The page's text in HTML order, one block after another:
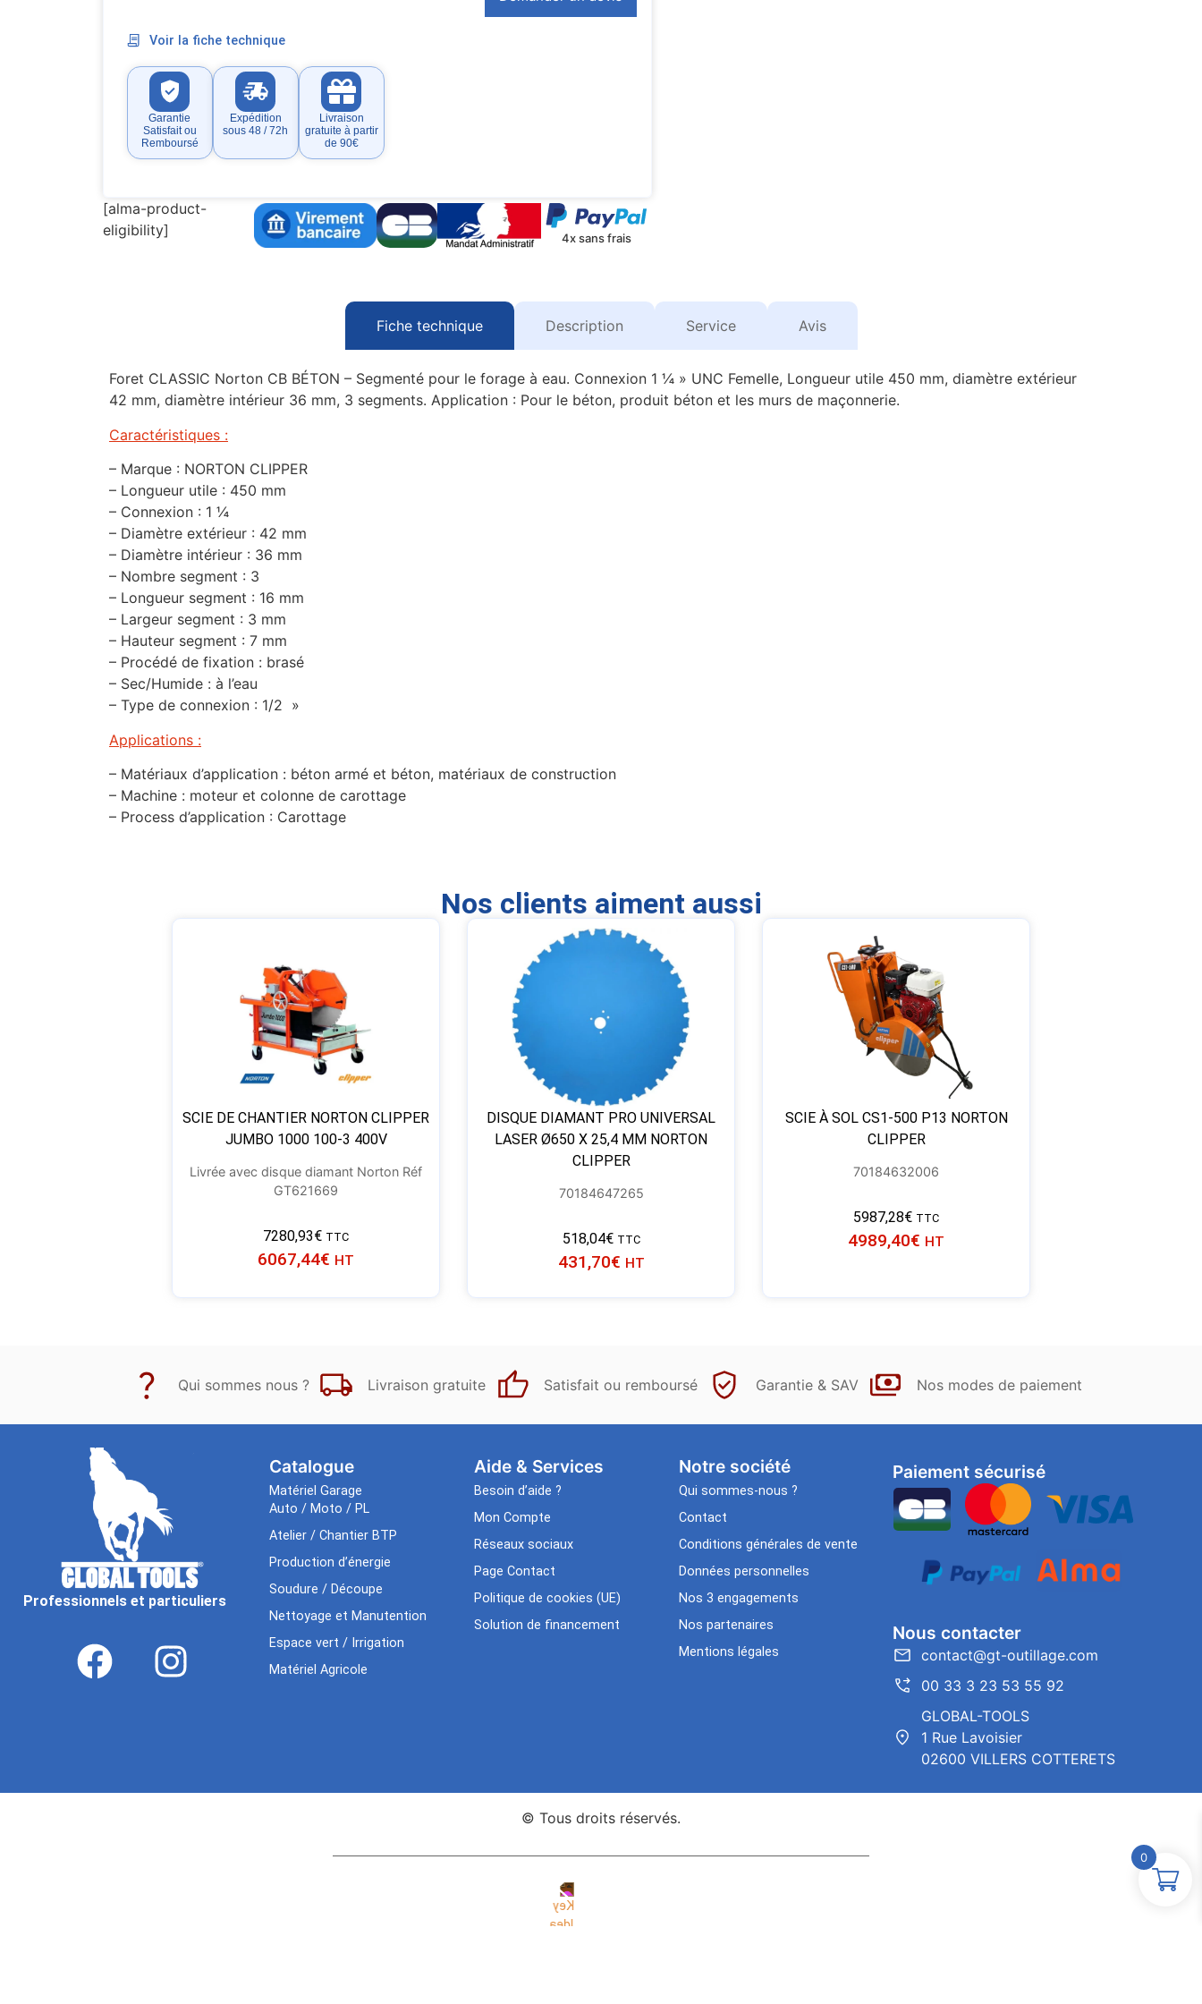
Voir la fiche technique
Garantie
Satisfait ou
Remboursé
Expédition
sous 48 / 72h
Livraison
gratuite à partir
de 90€
[alma-product-
eligibility]
4x sans frais
Fiche technique Description Service Avis
Foret CLASSIC Norton CB BÉTON – Segmenté pour le forage à eau. Connexion 1 ¼ » UNC Femelle, Longueur utile 450 mm, diamètre extérieur
42 mm, diamètre intérieur 36 mm, 3 segments. Application : Pour le béton, produit béton et les murs de maçonnerie.
Caractéristiques :
– Marque : NORTON CLIPPER
– Longueur utile : 450 mm
– Connexion : 1 ¼
– Diamètre extérieur : 42 mm
– Diamètre intérieur : 36 mm
– Nombre segment : 3
– Longueur segment : 16 mm
– Largeur segment : 3 mm
– Hauteur segment : 7 mm
– Procédé de fixation : brasé
– Sec/Humide : à l’eau
– Type de connexion : 1/2 »
Applications :
– Matériaux d’application : béton armé et béton, matériaux de construction
– Machine : moteur et colonne de carottage
– Process d’application : Carottage
Nos clients aiment aussi
SCIE DE CHANTIER NORTON CLIPPER
JUMBO 1000 100-3 400V
Livrée avec disque diamant Norton Réf
GT621669
7280,93€ TTC
6067,44€ HT
DISQUE DIAMANT PRO UNIVERSAL
LASER Ø650 X 25,4 MM NORTON
CLIPPER
70184647265
518,04€ TTC
431,70€ HT
SCIE À SOL CS1-500 P13 NORTON
CLIPPER
70184632006
5987,28€ TTC
4989,40€ HT
Qui sommes nous ? Livraison gratuite Satisfait ou remboursé Garantie & SAV Nos modes de paiement
Professionnels et particuliers
Catalogue
Matériel Garage
Auto / Moto / PL
Atelier / Chantier BTP
Production d’énergie
Soudure / Découpe
Nettoyage et Manutention
Espace vert / Irrigation
Matériel Agricole
Aide & Services​
Besoin d’aide ?
Mon Compte
Réseaux sociaux
Page Contact
Politique de cookies (UE)
Solution de financement
Notre société
Qui sommes-nous ?
Contact
Conditions générales de vente
Données personnelles
Nos 3 engagements
Nos partenaires
Mentions légales
Paiement sécurisé
Nous contacter
contact@gt-outillage.com
00 33 3 23 53 55 92
GLOBAL-TOOLS
1 Rue Lavoisier
02600 VILLERS COTTERETS
© Tous droits réservés.
0